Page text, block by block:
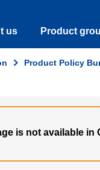
us Product
Product Policy
is not available in